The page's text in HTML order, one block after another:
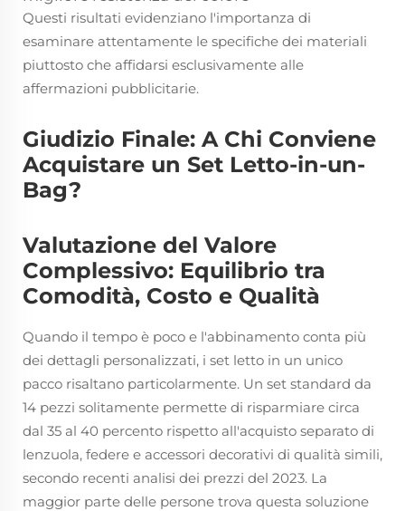
Questi risultati evidenziano l'importanza di
esaminare attentamente le specifiche dei materiali
piuttosto che affidarsi esclusivamente alle
affermazioni pubblicitarie.
Giudizio Finale: A Chi Conviene
Acquistare un Set Letto-in-un-
Bag?
Valutazione del Valore
Complessivo: Equilibrio tra
Comodità, Costo e Qualità
Quando il tempo è poco e l'abbinamento conta più
dei dettagli personalizzati, i set letto in un unico
pacco risaltano particolarmente. Un set standard da
14 pezzi solitamente permette di risparmiare circa
dal 35 al 40 percento rispetto all'acquisto separato di
lenzuola, federe e accessori decorativi di qualità simili,
secondo recenti analisi dei prezzi del 2023. La
maggior parte delle persone trova questa soluzione